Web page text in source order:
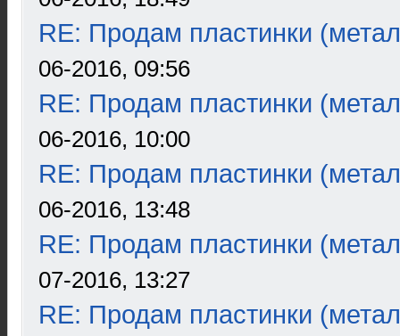
RE: Продам пластинки
06-2016, 09:56
RE: Продам пластинки
06-2016, 10:00
RE: Продам пластинки
06-2016, 13:48
RE: Продам пластинки
07-2016, 13:27
RE: Продам пластинки